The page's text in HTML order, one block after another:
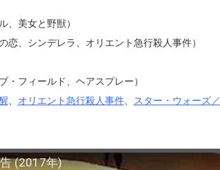
、美女と野獣）
、シンデレラ、オリエント急行殺人事件）
フィールド、ヘアスプレー）
オリエント急行殺人事件、
スター・ウォーズ／
(2017年)